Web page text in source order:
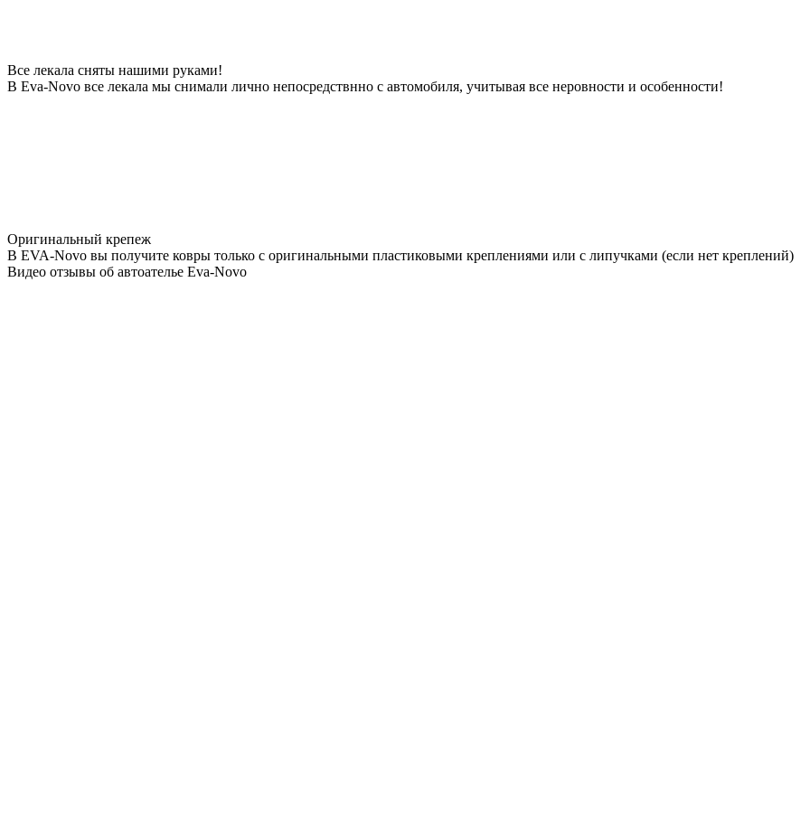
Все лекала сняты нашими руками!
В Eva-Novo все лекала мы снимали лично непосредствнно с автомобиля, учитывая все неровности и особенности!
Оригинальный крепеж
В EVA-Novo вы получите ковры только с оригинальными пластиковыми креплениями или с липучками (если нет креплений)
Видео отзывы об автоателье Eva-Novo